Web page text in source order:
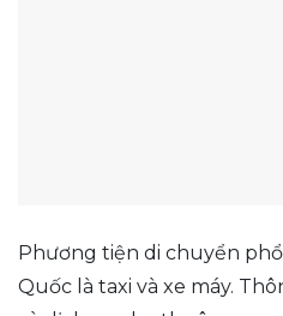
Phương tiện di chuyển
Quốc là taxi và xe máy.